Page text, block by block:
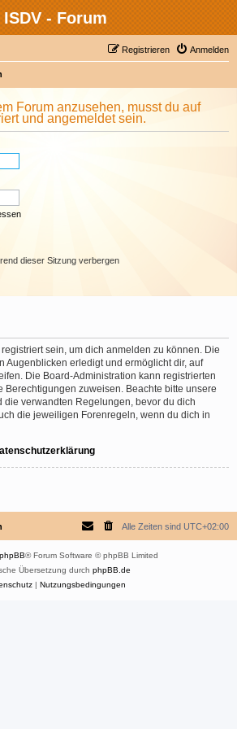
ISDV - Forum
Anmelden
Registrieren
Forum anzusehen, musst du auf
und angemeldet sein.
dieser Sitzung verbergen
sein, um dich anmelden zu können. Die
Augenblicken erledigt und ermöglicht dir, auf
Die Board-Administration kann registrierten
Berechtigungen zuweisen. Beachte bitte unsere
die verwandten Regelungen, bevor du dich
die jeweiligen Forenregeln, wenn du dich in
Alle Zeiten sind UTC+02:00
phpBB® Forum Software © phpBB Limited
Übersetzung durch phpBB.de
| Nutzungsbedingungen